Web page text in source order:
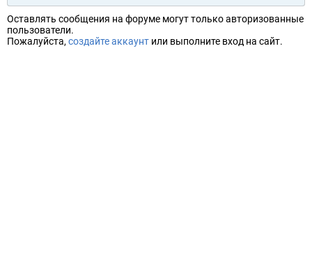
Оставлять сообщения на форуме могут только авторизованные
пользователи.
Пожалуйста, создайте аккаунт или выполните вход на сайт.